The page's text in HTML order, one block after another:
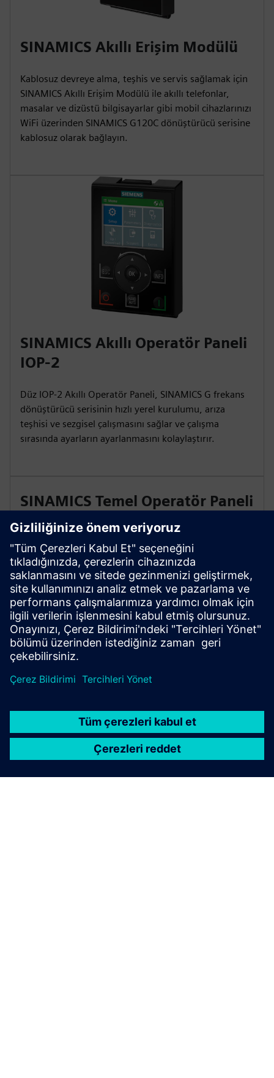
SINAMICS Akıllı Erişim Modülü
Kablosuz devreye alma, teşhis ve servis sağlamak için
SINAMICS Akıllı Erişim Modülü ile akıllı telefonlar,
masalar ve dizüstü bilgisayarlar gibi mobil cihazlarınızı
WiFi üzerinden SINAMICS G120C dönüştürücü serisine
kablosuz olarak bağlayın.
SINAMICS Akıllı Operatör Paneli
IOP-2
Düz IOP-2 Akıllı Operatör Paneli, SINAMICS G frekans
dönüştürücü serisinin hızlı yerel kurulumu, arıza
teşhisi ve sezgisel çalışmasını sağlar ve çalışma
sırasında ayarların ayarlanmasını kolaylaştırır.
SINAMICS Temel Operatör Paneli
BOP-2
BOP-2 Temel Operatör Panelinin menü tabanlı
çalışması ve 2 satırlı ekranı, SINAMICS G120
dönüştürücü serisinin parametre ve parametre
değerinin eşzamanlı görüntülenmesiyle yerel olarak
devreye alınmasını kolaylaştırır.